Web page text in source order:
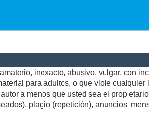
inexacto, abusivo, vulgar, con
para adultos, o que viole
a menos que usted sea el
plagio (repetición), anuncios,